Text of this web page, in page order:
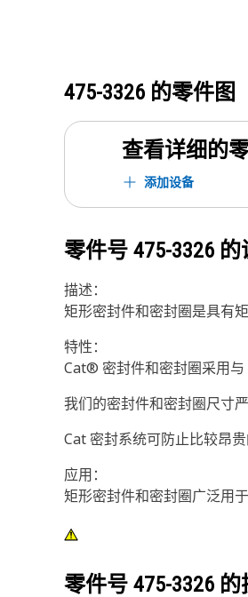
475-3326 的零件图
查看详细的
添加设备
零件号 475-3326 的
描述：
矩形密封件和密封圈是具有
特性：
Cat® 密封件和密封圈采用与
我们的密封件和密封圈尺寸
Cat 密封系统可防止比较昂
应用：
矩形密封件和密封圈广泛用
零件号 475-3326 的